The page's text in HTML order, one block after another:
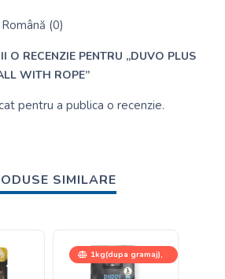
(0)
O RECENZIE PENTRU „DUVO PLUS
WITH ROPE”
pentru a publica o recenzie.
SIMILARE
1kg(dupa gramaj),
4kg, 12,5kg